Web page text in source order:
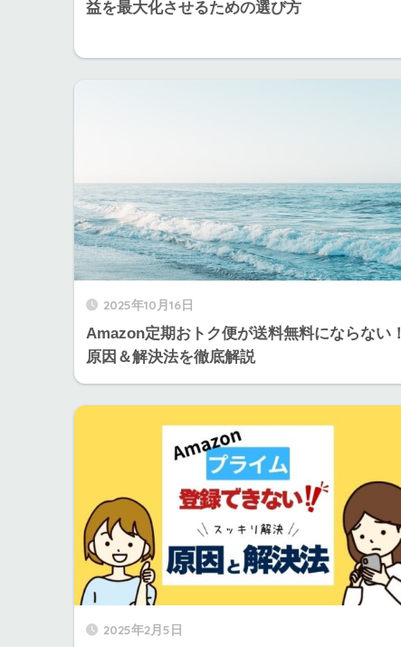
益を最大化させるための選び方
2025年10月16日
Amazon定期おトク便が送料無料にならない！
原因＆解決法を徹底解説
2025年2月5日